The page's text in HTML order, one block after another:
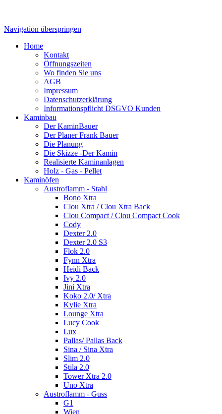
Navigation überspringen
Home
Kontakt
Öffnungszeiten
Wo finden Sie uns
AGB
Impressum
Datenschutzerklärung
Informationspflicht DSGVO Kunden
Kaminbau
Der KaminBauer
Der Planer Frank Bauer
Die Planung
Die Skizze -Der Kamin
Realisierte Kaminanlagen
Holz - Gas - Pellet
Kaminöfen
Austroflamm - Stahl
Bono Xtra
Clou Xtra / Clou Xtra Back
Clou Compact / Clou Compact Cook
Cody
Dexter 2.0
Dexter 2.0 S3
Flok 2.0
Fynn Xtra
Heidi Back
Ivy 2.0
Jini Xtra
Koko 2.0/ Xtra
Kylie Xtra
Lounge Xtra
Lucy Cook
Lux
Pallas/ Pallas Back
Sina / Sina Xtra
Slim 2.0
Stila 2.0
Tower Xtra 2.0
Uno Xtra
Austroflamm - Guss
G1
Wien